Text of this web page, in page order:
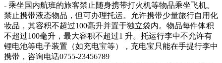
- 乘坐国内航班的旅客禁止随身携带打火机等物品乘坐飞机。
禁止携带液态物品，但可办理托运。允许携带少量旅行自用化
妆品，其容积不超过100毫升并置于独立袋内。物品每件体积
不超过100毫升，最大容积不超过1 升。托运行李中不允许有
锂电池等电子装置（如充电宝等），充电宝只能在手提行李中
携带，咨询电话0755-23456789